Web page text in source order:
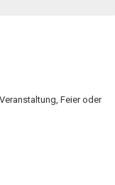
Feier oder